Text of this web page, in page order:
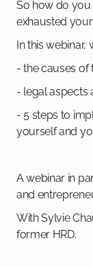
So how do you
exhausted
In this webinar,
- the causes of
- legal aspects
- 5 steps to
yourself and
A webinar in
and
With Sylvie
former HRD.